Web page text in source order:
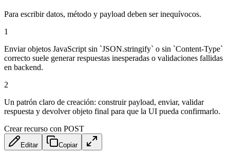
Para escribir datos, método y payload deben ser inequívocos.
1
Enviar objetos JavaScript sin `JSON.stringify` o sin `Content-Type`
correcto suele generar respuestas inesperadas o validaciones fallidas
en backend.
2
Un patrón claro de creación: construir payload, enviar, validar
respuesta y devolver objeto final para que la UI pueda confirmarlo.
Crear recurso con POST
Editar Copiar